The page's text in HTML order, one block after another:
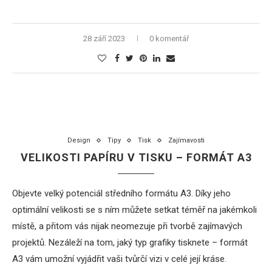
28 září 2023 0 komentář
Design Tipy Tisk Zajímavosti
VELIKOSTI PAPÍRU V TISKU – FORMÁT A3
Objevte velký potenciál středního formátu A3. Díky jeho
optimální velikosti se s ním můžete setkat téměř na jakémkoli
místě, a přitom vás nijak neomezuje při tvorbě zajímavých
projektů. Nezáleží na tom, jaký typ grafiky tisknete – formát
A3 vám umožní vyjádřit vaši tvůrčí vizi v celé její kráse.